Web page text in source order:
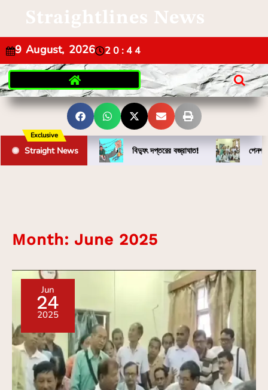
Straightlines News
9 August, 2026 20:44
Exclusive
Straight News বিদ্যুৎ দপ্তরের বজ্রাঘাত! পেনশন
Month: June 2025
Jun
24
2025